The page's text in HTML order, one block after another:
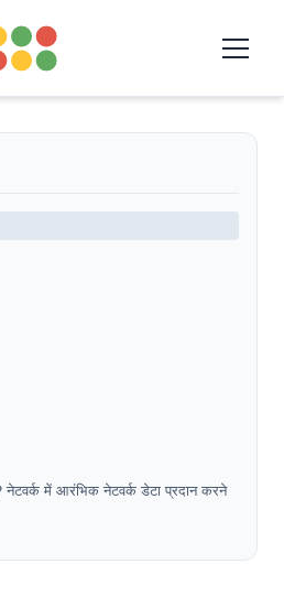
में आरंभिक नेटवर्क डेटा प्रदान करने